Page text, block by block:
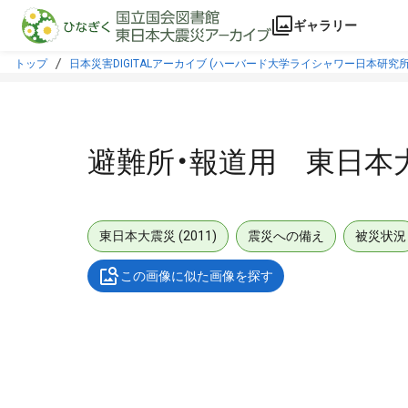
本文に飛ぶ
ギャラリー
トップ 日本災害DIGITALアーカイブ (ハーバード大学ライシャワー日本研究
避難所・報道用 東日本
東日本大震災 (2011) 震災への備え 被災状況
この画像に似た画像を探す